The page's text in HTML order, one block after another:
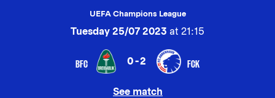
UEFA Champions League
Tuesday 25/07 2023 at 21:15
BFC 0-2 FCK
See match